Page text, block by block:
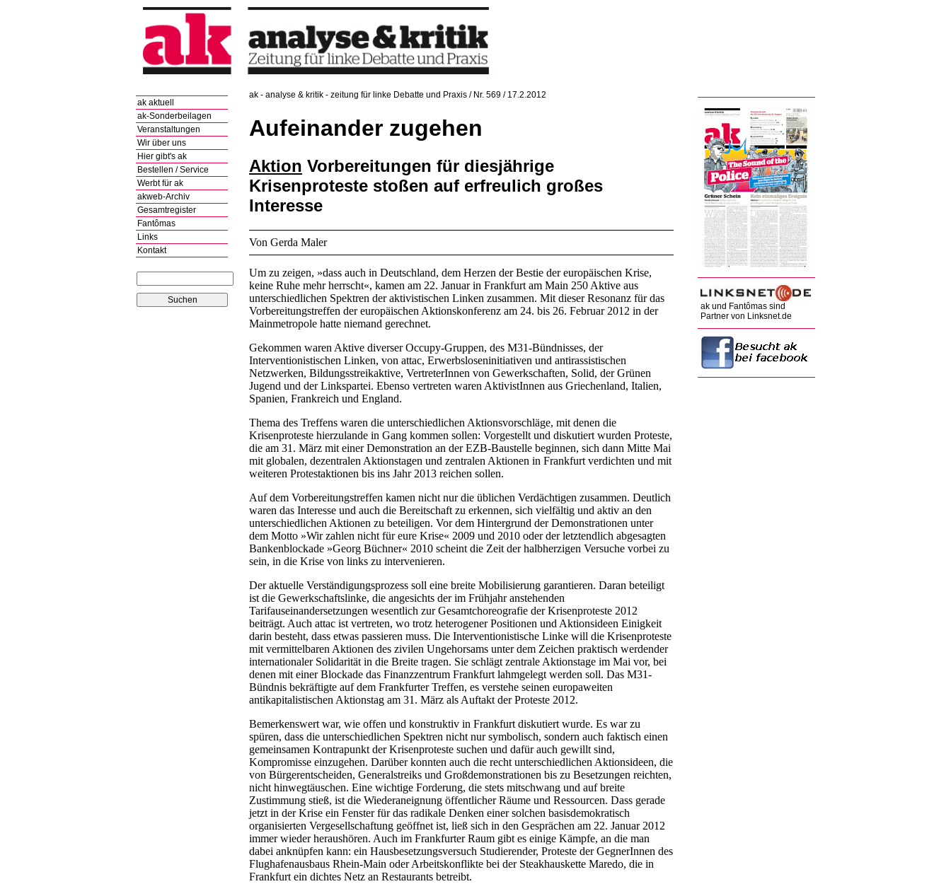
ak aktuell
ak-Sonderbeilagen
Veranstaltungen
Wir über uns
Hier gibt's ak
Bestellen / Service
Werbt für ak
akweb-Archiv
Gesamtregister
Fantômas
Links
Kontakt
ak und Fantômas sind
Partner von Linksnet.de
ak - analyse & kritik - zeitung für linke Debatte und Praxis / Nr. 569 / 17.2.2012
Aufeinander zugehen
Aktion Vorbereitungen für diesjährige
Krisenproteste stoßen auf erfreulich großes
Interesse
Von Gerda Maler
Um zu zeigen, »dass auch in Deutschland, dem Herzen der Bestie der europäischen Krise,
keine Ruhe mehr herrscht«, kamen am 22. Januar in Frankfurt am Main 250 Aktive aus
unterschiedlichen Spektren der aktivistischen Linken zusammen. Mit dieser Resonanz für das
Vorbereitungstreffen der europäischen Aktionskonferenz am 24. bis 26. Februar 2012 in der
Mainmetropole hatte niemand gerechnet.
Gekommen waren Aktive diverser Occupy-Gruppen, des M31-Bündnisses, der
Interventionistischen Linken, von attac, Erwerbsloseninitiativen und antirassistischen
Netzwerken, Bildungsstreikaktive, VertreterInnen von Gewerkschaften, Solid, der Grünen
Jugend und der Linkspartei. Ebenso vertreten waren AktivistInnen aus Griechenland, Italien,
Spanien, Frankreich und England.
Thema des Treffens waren die unterschiedlichen Aktionsvorschläge, mit denen die
Krisenproteste hierzulande in Gang kommen sollen: Vorgestellt und diskutiert wurden Proteste,
die am 31. März mit einer Demonstration an der EZB-Baustelle beginnen, sich dann Mitte Mai
mit globalen, dezentralen Aktionstagen und zentralen Aktionen in Frankfurt verdichten und mit
weiteren Protestaktionen bis ins Jahr 2013 reichen sollen.
Auf dem Vorbereitungstreffen kamen nicht nur die üblichen Verdächtigen zusammen. Deutlich
waren das Interesse und auch die Bereitschaft zu erkennen, sich vielfältig und aktiv an den
unterschiedlichen Aktionen zu beteiligen. Vor dem Hintergrund der Demonstrationen unter
dem Motto »Wir zahlen nicht für eure Krise« 2009 und 2010 oder der letztendlich abgesagten
Bankenblockade »Georg Büchner« 2010 scheint die Zeit der halbherzigen Versuche vorbei zu
sein, in die Krise von links zu intervenieren.
Der aktuelle Verständigungsprozess soll eine breite Mobilisierung garantieren. Daran beteiligt
ist die Gewerkschaftslinke, die angesichts der im Frühjahr anstehenden
Tarifauseinandersetzungen wesentlich zur Gesamtchoreografie der Krisenproteste 2012
beiträgt. Auch attac ist vertreten, wo trotz heterogener Positionen und Aktionsideen Einigkeit
darin besteht, dass etwas passieren muss. Die Interventionistische Linke will die Krisenproteste
mit vermittelbaren Aktionen des zivilen Ungehorsams unter dem Zeichen praktisch werdender
internationaler Solidarität in die Breite tragen. Sie schlägt zentrale Aktionstage im Mai vor, bei
denen mit einer Blockade das Finanzzentrum Frankfurt lahmgelegt werden soll. Das M31-
Bündnis bekräftigte auf dem Frankfurter Treffen, es verstehe seinen europaweiten
antikapitalistischen Aktionstag am 31. März als Auftakt der Proteste 2012.
Bemerkenswert war, wie offen und konstruktiv in Frankfurt diskutiert wurde. Es war zu
spüren, dass die unterschiedlichen Spektren nicht nur symbolisch, sondern auch faktisch einen
gemeinsamen Kontrapunkt der Krisenproteste suchen und dafür auch gewillt sind,
Kompromisse einzugehen. Darüber konnten auch die recht unterschiedlichen Aktionsideen, die
von Bürgerentscheiden, Generalstreiks und Großdemonstrationen bis zu Besetzungen reichten,
nicht hinwegtäuschen. Eine wichtige Forderung, die stets mitschwang und auf breite
Zustimmung stieß, ist die Wiederaneignung öffentlicher Räume und Ressourcen. Dass gerade
jetzt in der Krise ein Fenster für das radikale Denken einer solchen basisdemokratisch
organisierten Vergesellschaftung geöffnet ist, ließ sich in den Gesprächen am 22. Januar 2012
immer wieder heraushören. Auch im Frankfurter Raum gibt es einige Kämpfe, an die man
dabei anknüpfen kann: ein Hausbesetzungsversuch Studierender, Proteste der GegnerInnen des
Flughafenausbaus Rhein-Main oder Arbeitskonflikte bei der Steakhauskette Maredo, die in
Frankfurt ein dichtes Netz an Restaurants betreibt.